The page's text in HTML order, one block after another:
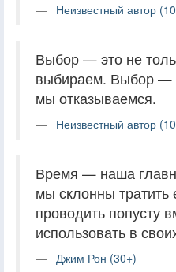
Неизвестный автор
Выбор — это не
выбираем. Выбор —
мы отказываемся.
Неизвестный автор
Время — наша
мы склонны тратить
проводить попусту
использовать в
Джим Рон (30+)